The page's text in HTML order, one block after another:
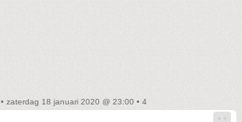
• zaterdag 18 januari 2020 @ 23:00 • 4